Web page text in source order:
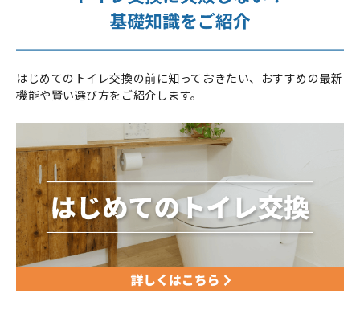
はじめてのトイレ交換の前に知っておきたい、おすすめの最新
機能や賢い選び方をご紹介します。